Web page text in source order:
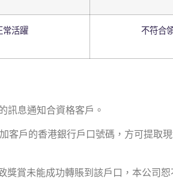
常活躍 不符合
息通知合資格客戶。
戶的香港銀行戶口號碼，方可提取
賞未能成功轉賬到該戶口，本公司恕